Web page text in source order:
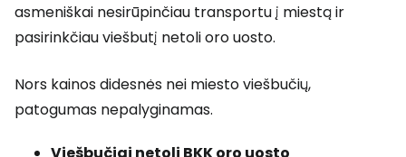
asmeniškai nesirūpinčiau transportu į miestą ir
pasirinkčiau viešbutį netoli oro uosto.
Nors kainos didesnės nei miesto viešbučių,
patogumas nepalyginamas.